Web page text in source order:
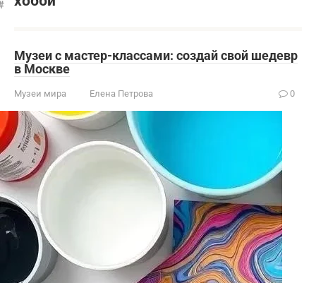
Музеи с мастер-классами: создай свой шедевр
в Москве
Музеи мира Елена Петрова 0